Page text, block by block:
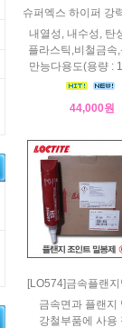
슈퍼엑스 하이퍼 강
내열성, 내수성, 탄
플라스틱,비철금속
만능다용도(용량 :
44,000원
[LO574]금속플랜
금속면과 플랜지
강철부품에 사용